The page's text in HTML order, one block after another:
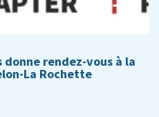
donne rendez-vous à la
La Rochette